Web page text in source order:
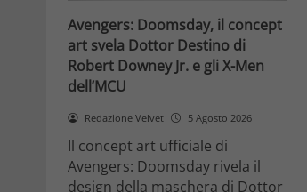
Avengers: Doomsday, il concept
art svela Dottor Destino di
Robert Downey Jr. e gli X-Men
dell’MCU
Redazione Velvet 5 Agosto 2026
Il concept art ufficiale di
Avengers: Doomsday rivela il
design della maschera di Dottor